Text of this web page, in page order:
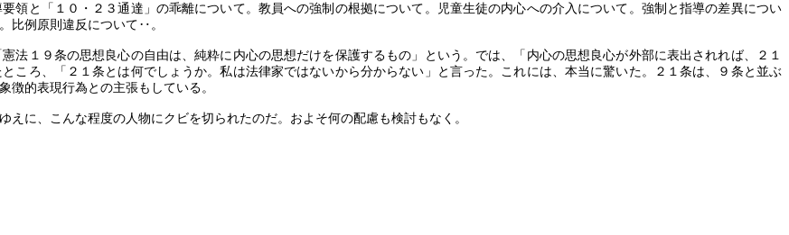
領と「１０・２３通達」の乖離について。教員への強制の根拠について。児童生徒の内心への介入について。強制と指導の差異につい
比例原則違反について‥。
法１９条の思想良心の自由は、純粋に内心の思想だけを保護するもの」という。では、「内心の思想良心が外部に表出されれば、２１
ころ、「２１条とは何でしょうか。私は法律家ではないから分からない」と言った。これには、本当に驚いた。２１条は、９条と並ぶ
徴的表現行為との主張もしている。
に、こんな程度の人物にクビを切られたのだ。およそ何の配慮も検討もなく。